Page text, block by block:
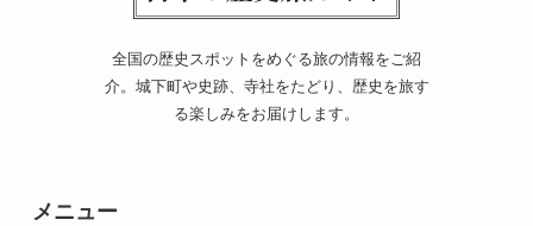
全国の歴史スポットをめぐる旅の情報をご紹
介。城下町や史跡、寺社をたどり、歴史を旅す
る楽しみをお届けします。
メニュー